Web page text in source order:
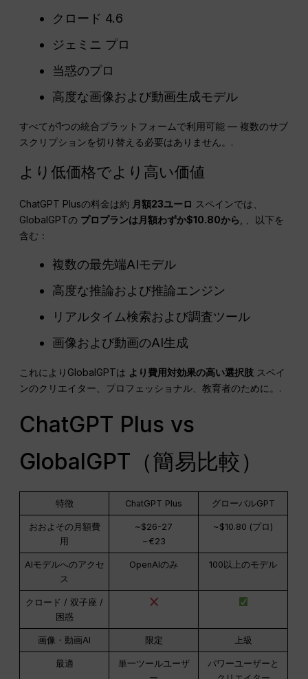
クロード 4.6
ジェミニ プロ
当惑のプロ
高度な画像および動画生成モデル
すべてが1つの統合プラットフォームで利用可能 — 複数のサブ
スクリプションを切り替える必要はありません。.
より低価格でより高い価値
ChatGPT Plusの料金は約 月額23ユーロ スペインでは、
GlobalGPTの プロプランは月額わずか$10.80から
, 、以下を
含む：
複数の最先端AIモデル
高度な推論および推論エンジン
リアルタイム検索および調査ツール
画像および動画のAI生成
これによりGlobalGPTは より費用対効果の高い選択肢 スペイ
ンのクリエイター、プロフェッショナル、教育者のために。.
ChatGPT Plus vs
GlobalGPT（簡易比較）
特徴 ChatGPT Plus グローバルGPT
おおよその月額費
用
~$26-27
~€23
~$10.80 (プロ)
AIモデルへのアクセ
ス
OpenAIのみ 100以上のモデル
クロード / 双子座 /
困惑
画像・動画AI 限定 上級
最適
単一ツールユーザ
パワーユーザーと